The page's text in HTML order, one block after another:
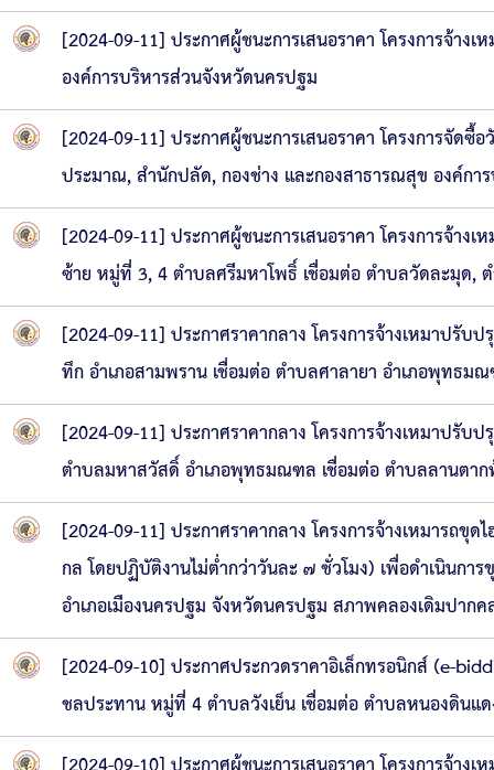
[2024-09-11] ประกาศผู้ชนะการเสนอราคา โครงการจ้
องค์การบริหารส่วนจังหวัดนครปฐม
[2024-09-11] ประกาศผู้ชนะการเสนอราคา โครงการจัด
ประมาณ, สำนักปลัด, กองช่าง และกองสาธารณสุข องค์ก
[2024-09-11] ประกาศผู้ชนะการเสนอราคา โครงการจ้า
ซ้าย หมู่ที่ 3, 4 ตำบลศรีมหาโพธิ์ เชื่อมต่อ ตำบลวัดละมุด,
[2024-09-11] ประกาศราคากลาง โครงการจ้างเหมาป
ทึก อำเภอสามพราน เชื่อมต่อ ตำบลศาลายา อำเภอพุทธ
[2024-09-11] ประกาศราคากลาง โครงการจ้างเหมาป
ตำบลมหาสวัสดิ์ อำเภอพุทธมณฑล เชื่อมต่อ ตำบลลานตา
[2024-09-11] ประกาศราคากลาง โครงการจ้างเหมารถขุ
กล โดยปฏิบัติงานไม่ต่ำกว่าวันละ ๗ ชั่วโมง) เพื่อดำเนินก
อำเภอเมืองนครปฐม จังหวัดนครปฐม สภาพคลองเดิมปากค
[2024-09-10] ประกาศประกวดราคาอิเล็กทรอนิกส์ (e-
ชลประทาน หมู่ที่ 4 ตำบลวังเย็น เชื่อมต่อ ตำบลหนองดินแ